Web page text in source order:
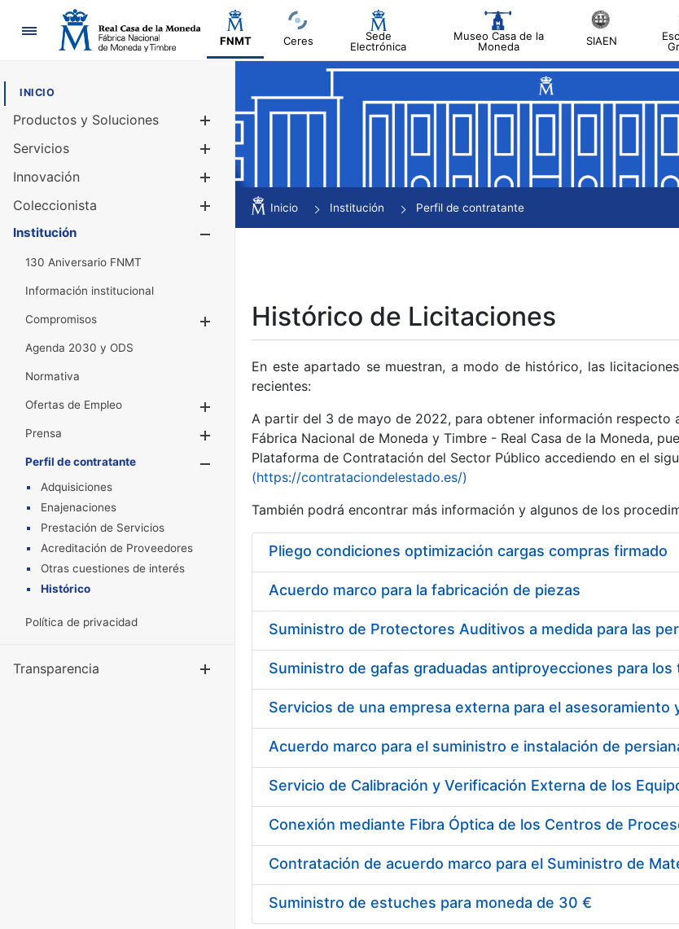
Navegación
FNMT Ceres
Sede
Electrónica
Museo Casa de la
Moneda
SIAEN
INICIO
Productos y Soluciones
Mostrar/Ocultar
Servicios
Innovación
Coleccionista
Mostrar/Ocultar
Institución
130 Aniversario FNMT
Información institucional
Compromisos
Mostrar/Ocultar
Agenda 2030 y ODS
Normativa
Ofertas de Empleo
Prensa
Mostrar/Ocultar
Perfil de contratante
Mostrar/Ocultar
Adquisiciones
Enajenaciones
Prestación de Servicios
Acreditación de Proveedores
Otras cuestiones de interés
Histórico
Política de privacidad
Transparencia Mostrar/Ocultar
Inicio Institución Perfil de contratante
Histórico de Licitaciones
En este apartado se muestran, a modo de histórico, las
recientes:
A partir del 3 de mayo de 2022, para obtener información respecto
Fábrica Nacional de Moneda y Timbre - Real Casa de la Moneda,
Plataforma de Contratación del Sector Público accediendo en el
(https://contrataciondelestado.es/)
También podrá encontrar más información y algunos de los
Pliego condiciones optimización cargas compras firmado
Acuerdo marco para la fabricación de piezas
Acuerdo marco para el suministro e instalación de
Suministro de estuches para moneda de 30 €